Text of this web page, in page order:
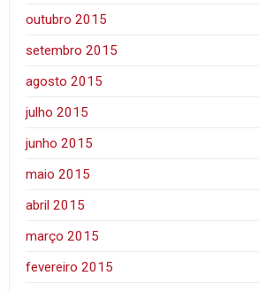
outubro 2015
setembro 2015
agosto 2015
julho 2015
junho 2015
maio 2015
abril 2015
março 2015
fevereiro 2015